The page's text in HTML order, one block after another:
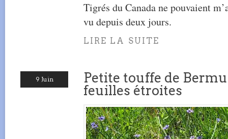
Tigrés du Canada ne pouvaient
vu depuis deux jours.
LIRE LA SUITE
9 Juin
Petite touffe de
feuilles étroites